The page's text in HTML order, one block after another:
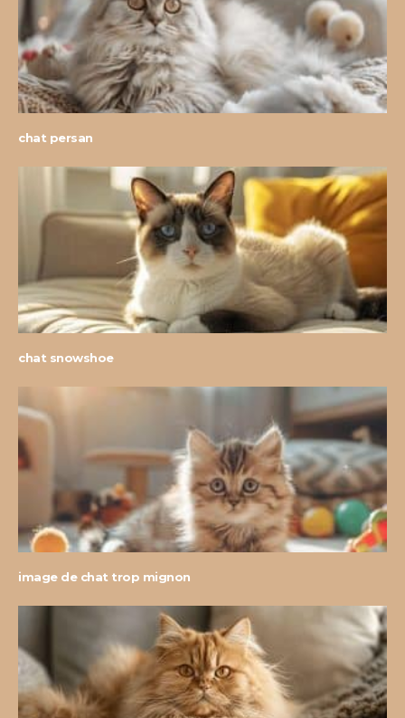
chat persan
chat snowshoe
image de chat trop mignon